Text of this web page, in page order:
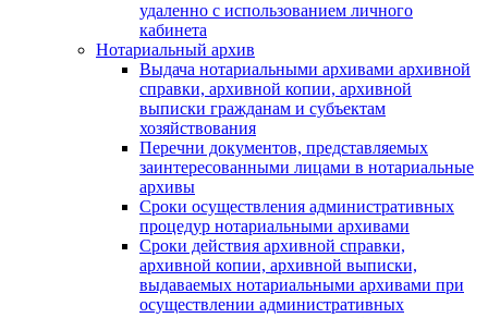
удаленно с использованием личного
кабинета
Нотариальный архив
Выдача нотариальными архивами архивной
справки, архивной копии, архивной
выписки гражданам и субъектам
хозяйствования
Перечни документов, представляемых
заинтересованными лицами в нотариальные
архивы
Сроки осуществления административных
процедур нотариальными архивами
Сроки действия архивной справки,
архивной копии, архивной выписки,
выдаваемых нотариальными архивами при
осуществлении административных